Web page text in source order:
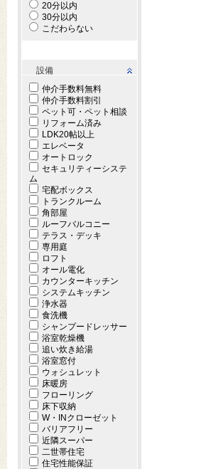
20分以内
30分以内
こだわらない
設備
仲介手数料無料
仲介手数料割引
ペット可・ペット相談
リフォーム済み
LDK20帖以上
エレベータ
オートロック
セキュリティーシステ
ム
宅配ボックス
トランクルーム
角部屋
ルーフバルコニー
テラス・デッキ
専用庭
ロフト
オール電化
カウンターキッチン
システムキッチン
浄水器
食洗機
シャンプードレッサー
浴室乾燥機
追い炊き給湯
浴室窓付
ウォシュレット
床暖房
フローリング
床下収納
W・INクローゼット
バリアフリー
近隣スーパー
二世帯住宅
住宅性能保証